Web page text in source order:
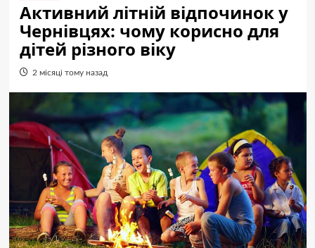
Активний літній відпочинок у
Чернівцях: чому корисно для
дітей різного віку
2 місяці тому назад